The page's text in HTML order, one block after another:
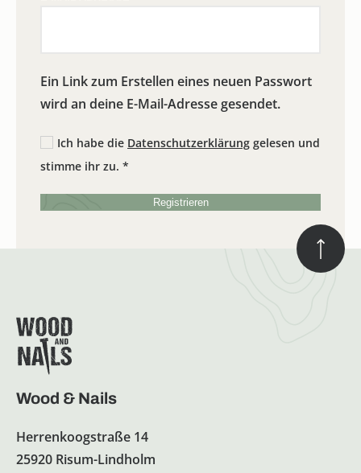
Ein Link zum Erstellen eines neuen Passwort
wird an deine E-Mail-Adresse gesendet.
Ich habe die Datenschutzerklärung gelesen und
stimme ihr zu. *
Registrieren
Wood & Nails
Herrenkoogstraße 14
25920 Risum-Lindholm